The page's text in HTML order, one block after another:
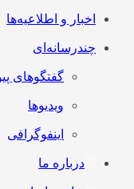
اخبار و اطلاعیه‌ها
چندرسانه‌ای
گفتگوهای
ویدیوها
اینفوگرافی
درباره ما